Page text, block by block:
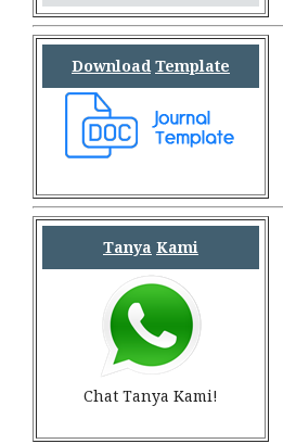
Download Template
Tanya Kami
Chat Tanya Kami!